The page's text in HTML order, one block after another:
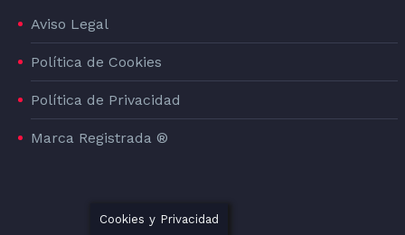
DISEÑO GRAFICO DE LA LÍNEA DE PRODUCTOS DE PIENSO PARA PERROS DOG#1
DOG#1
Aviso Legal
Política de Cookies
Política de Privacidad
Marca Registrada ®
Cookies y Privacidad